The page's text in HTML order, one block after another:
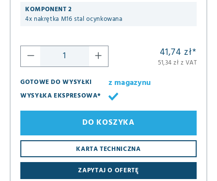
KOMPONENT 2
4x nakrętka M16 stal ocynkowana
41,74 zł*
51,34 zł z VAT
GOTOWE DO WYSYŁKI
z magazynu
WYSYŁKA EKSPRESOWA*
ZAPYTAJ O OFERTĘ
KARTA TECHNICZNA
DO KOSZYKA
8
16